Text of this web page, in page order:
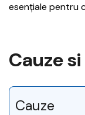
esențiale pentru
Cauze
Cauze